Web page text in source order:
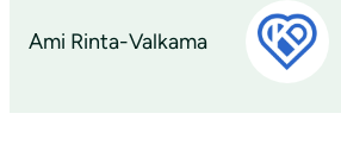
Ami Rinta-Valkama